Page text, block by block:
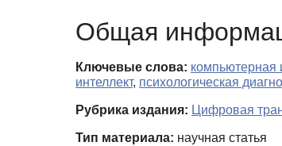
Общая
Ключевые слова: компьютерная
интеллект, психологическая
Рубрика издания: Цифровая
Тип материала: научная статья